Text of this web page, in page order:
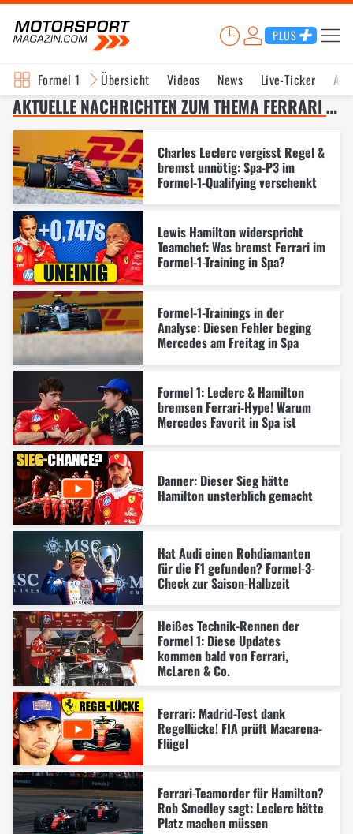
PLUS
Formel 1 Übersicht Videos News Live-Ticker
AKTUELLE NACHRICHTEN ZUM THEMA FERRARI – SEITE 2
Charles Leclerc vergisst Regel &
bremst unnötig: Spa-P3 im
Formel-1-Qualifying verschenkt
Lewis Hamilton widerspricht
Teamchef: Was bremst Ferrari im
Formel-1-Training in Spa?
Formel-1-Trainings in der
Analyse: Diesen Fehler beging
Mercedes am Freitag in Spa
Formel 1: Leclerc & Hamilton
bremsen Ferrari-Hype! Warum
Mercedes Favorit in Spa ist
Danner: Dieser Sieg hätte
Hamilton unsterblich gemacht
Hat Audi einen Rohdiamanten
für die F1 gefunden? Formel-3-
Check zur Saison-Halbzeit
Heißes Technik-Rennen der
Formel 1: Diese Updates
kommen bald von Ferrari,
McLaren & Co.
Ferrari: Madrid-Test dank
Regellücke! FIA prüft Macarena-
Flügel
Ferrari-Teamorder für Hamilton?
Rob Smedley sagt: Leclerc hätte
Platz machen müssen